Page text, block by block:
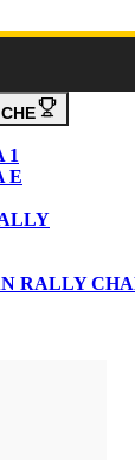
1
E
RALLY